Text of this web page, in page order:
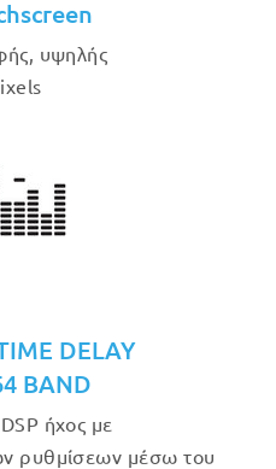
υψηλής
DELAY
BAND
ήχος με
ρυθμίσεων μέσω του